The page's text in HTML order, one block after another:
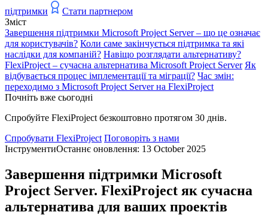
підтримки
Стати партнером
Зміст
Завершення підтримки Microsoft Project Server – що це означає
для користувачів? Коли саме закінчується підтримка та які
наслідки для компаній? Навіщо розглядати альтернативу?
FlexiProject – сучасна альтернатива Microsoft Project Server Як
відбувається процес імплементації та міграції? Час змін:
переходимо з Microsoft Project Server на FlexiProject
Почніть вже сьогодні
Спробуйте FlexiProject безкоштовно протягом 30 днів.
Спробувати FlexiProject Поговоріть з нами
ІнструментиОстаннє оновлення: 13 October 2025
Завершення підтримки Microsoft
Project Server. FlexiProject як сучасна
альтернатива для ваших проектів